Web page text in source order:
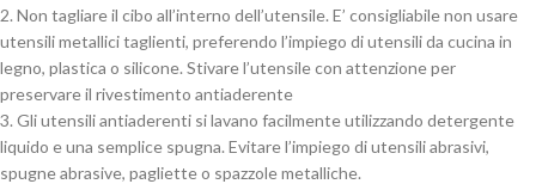
2. Non tagliare il cibo all’interno dell’utensile. E’ consigliabile non usare
utensili metallici taglienti, preferendo l’impiego di utensili da cucina in
legno, plastica o silicone. Stivare l’utensile con attenzione per
preservare il rivestimento antiaderente
3. Gli utensili antiaderenti si lavano facilmente utilizzando detergente
liquido e una semplice spugna. Evitare l’impiego di utensili abrasivi,
spugne abrasive, pagliette o spazzole metalliche.